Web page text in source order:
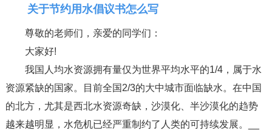
关于节约用水倡议书怎么写
尊敬的老师们，亲爱的同学们：
大家好!
我国人均水资源拥有量仅为世界平均水平的1/4，属于水
资源紧缺的国家。目前全国2/3的大中城市面临缺水。在中国
的北方，尤其是西北水资源奇缺，沙漠化、半沙漠化的趋势
越来越明显，水危机已经严重制约了人类的可持续发展。__